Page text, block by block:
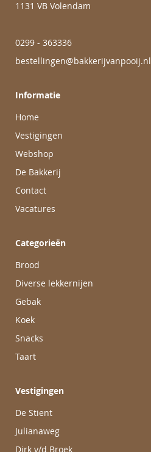
1131 VB Volendam
0299 - 363336
bestellingen@bakkerijvanpooij.nl
Informatie
Home
Vestigingen
Webshop
De Bakkerij
Contact
Vacatures
Categorieën
Brood
Diverse lekkernijen
Gebak
Koek
Snacks
Taart
Vestigingen
De Stient
Julianaweg
Dirk v/d Broek